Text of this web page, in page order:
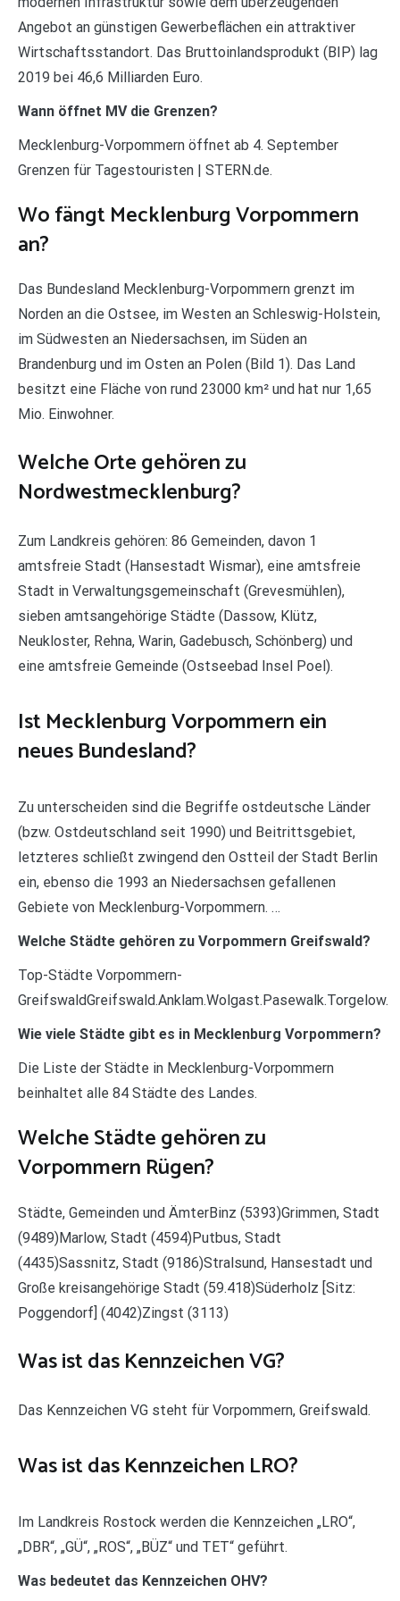
Angebot an günstigen Gewerbeflächen ein attraktiver
Wirtschaftsstandort. Das Bruttoinlandsprodukt (BIP) lag
2019 bei 46,6 Milliarden Euro.
Wann öffnet MV die Grenzen?
Mecklenburg-Vorpommern öffnet ab 4. September
Grenzen für Tagestouristen | STERN.de.
Wo fängt Mecklenburg Vorpommern
an?
Das Bundesland Mecklenburg-Vorpommern grenzt im
Norden an die Ostsee, im Westen an Schleswig-Holstein,
im Südwesten an Niedersachsen, im Süden an
Brandenburg und im Osten an Polen (Bild 1). Das Land
besitzt eine Fläche von rund 23000 km² und hat nur 1,65
Mio. Einwohner.
Welche Orte gehören zu
Nordwestmecklenburg?
Zum Landkreis gehören: 86 Gemeinden, davon 1
amtsfreie Stadt (Hansestadt Wismar), eine amtsfreie
Stadt in Verwaltungsgemeinschaft (Grevesmühlen),
sieben amtsangehörige Städte (Dassow, Klütz,
Neukloster, Rehna, Warin, Gadebusch, Schönberg) und
eine amtsfreie Gemeinde (Ostseebad Insel Poel).
Ist Mecklenburg Vorpommern ein
neues Bundesland?
Zu unterscheiden sind die Begriffe ostdeutsche Länder
(bzw. Ostdeutschland seit 1990) und Beitrittsgebiet,
letzteres schließt zwingend den Ostteil der Stadt Berlin
ein, ebenso die 1993 an Niedersachsen gefallenen
Gebiete von Mecklenburg-Vorpommern. …
Welche Städte gehören zu Vorpommern Greifswald?
Top-Städte Vorpommern-
GreifswaldGreifswald.Anklam.Wolgast.Pasewalk.Torgelow.
Wie viele Städte gibt es in Mecklenburg Vorpommern?
Die Liste der Städte in Mecklenburg-Vorpommern
beinhaltet alle 84 Städte des Landes.
Welche Städte gehören zu
Vorpommern Rügen?
Städte, Gemeinden und ÄmterBinz (5393)Grimmen, Stadt
(9489)Marlow, Stadt (4594)Putbus, Stadt
(4435)Sassnitz, Stadt (9186)Stralsund, Hansestadt und
Große kreisangehörige Stadt (59.418)Süderholz [Sitz:
Poggendorf] (4042)Zingst (3113)
Was ist das Kennzeichen VG?
Das Kennzeichen VG steht für Vorpommern, Greifswald.
Was ist das Kennzeichen LRO?
Im Landkreis Rostock werden die Kennzeichen „LRO“,
„DBR“, „GÜ“, „ROS“, „BÜZ“ und TET“ geführt.
Was bedeutet das Kennzeichen OHV?